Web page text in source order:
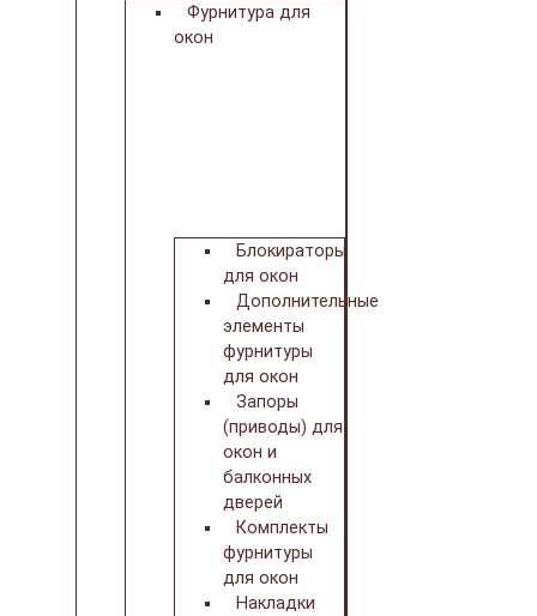
Фурнитура для
окон
Блокираторы
для окон
Дополнительные
элементы
фурнитуры
для окон
Запоры
(приводы) для
окон и
балконных
дверей
Комплекты
фурнитуры
для окон
Накладки